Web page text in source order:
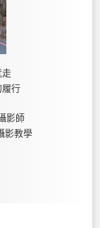
走
履行
影師
影教學